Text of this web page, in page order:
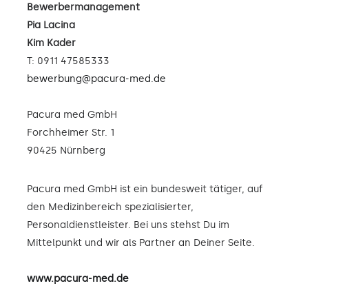
Bewerbermanagement
Pia Lacina
Kim Kader
T: 0911 47585333
bewerbung@pacura-med.de
Pacura med GmbH
Forchheimer Str. 1
90425 Nürnberg
Pacura med GmbH ist ein bundesweit tätiger, auf
den Medizinbereich spezialisierter,
Personaldienstleister. Bei uns stehst Du im
Mittelpunkt und wir als Partner an Deiner Seite.
www.pacura-med.de